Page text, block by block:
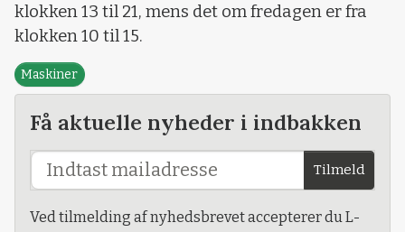
klokken 13 til 21, mens det om fredagen er fra
klokken 10 til 15.
Maskiner
Få aktuelle nyheder i indbakken
Tilmeld
Ved tilmelding af nyhedsbrevet accepterer du L-